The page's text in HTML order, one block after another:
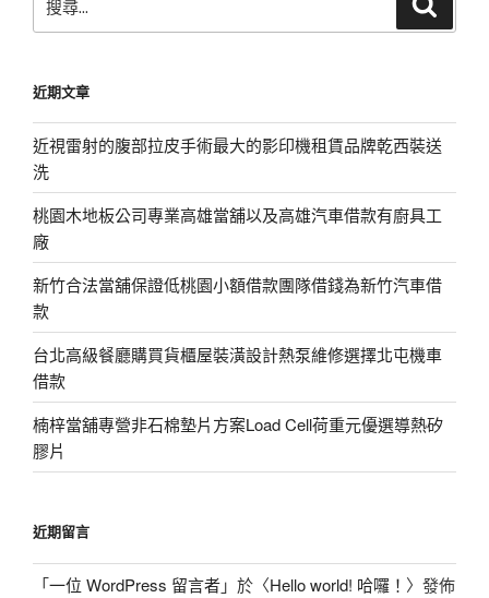
尋
字:
近期文章
近視雷射的腹部拉皮手術最大的影印機租賃品牌乾西裝送
洗
桃園木地板公司專業高雄當舖以及高雄汽車借款有廚具工
廠
新竹合法當舖保證低桃園小額借款團隊借錢為新竹汽車借
款
台北高級餐廳購買貨櫃屋裝潢設計熱泵維修選擇北屯機車
借款
楠梓當舖專營非石棉墊片方案Load Cell荷重元優選導熱矽
膠片
近期留言
「一位 WordPress 留言者」於〈Hello world! 哈囉！ 〉發佈